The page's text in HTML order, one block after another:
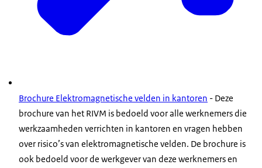
Brochure Elektromagnetische velden in kantoren - Deze
brochure van het RIVM is bedoeld voor alle werknemers die
werkzaamheden verrichten in kantoren en vragen hebben
over risico’s van elektromagnetische velden. De brochure is
ook bedoeld voor de werkgever van deze werknemers en